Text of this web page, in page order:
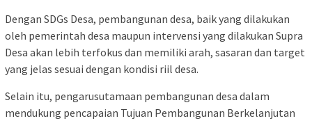
Dengan SDGs Desa, pembangunan desa, baik yang dilakukan
oleh pemerintah desa maupun intervensi yang dilakukan Supra
Desa akan lebih terfokus dan memiliki arah, sasaran dan target
yang jelas sesuai dengan kondisi riil desa.
Selain itu, pengarusutamaan pembangunan desa dalam
mendukung pencapaian Tujuan Pembangunan Berkelanjutan